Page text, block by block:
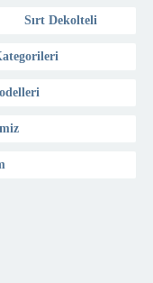
Sırt Dekolteli